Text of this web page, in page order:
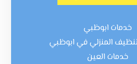
خدمات ابوظبي
المنزلي في ابوظبي
خدمات العين